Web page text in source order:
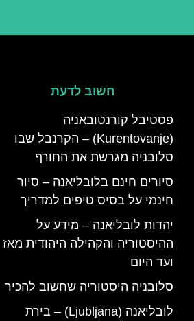
חשוב לדעת
פסטיבל קורנטובאניה
(Kurentovanje) – הקרנבל שבו
סלובניה מגרשת את החורף
סיורים חינם בלובליאנה – סיור
חינמי על בסיס טיפים למדריך
יהדות לובליאנה – מידע על
ההיסטוריה והקהילה היהודית מאז
ועד היום
סלובניה היסטוריה שחשוב להכיר
לובליאנה (Ljubljana) – בירת